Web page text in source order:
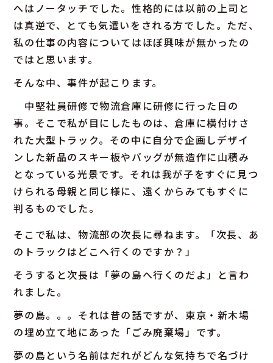
へはノータッチでした。性格的には以前の上司と
は真逆で、とても気遣いをされる方でした。ただ、
私の仕事の内容についてはほぼ興味が無かったの
ではと思います。
そんな中、事件が起こります。
中堅社員研修で物流倉庫に研修に行った日の
事。そこで私が目にしたものは、倉庫に横付けさ
れた大型トラック。その中に自分で企画しデザイ
ンした新品のスキー板やバッグが無造作に山積み
となっている光景です。それは我が子をすぐに見つ
けられる母親と同じ様に、遠くからみてもすぐに
判るものでした。
そこで私は、物流部の次長に尋ねます。「次長、あ
のトラックはどこへ行くのですか？」
そうすると次長は「夢の島へ行くのだよ」と言わ
れました。
夢の島。。。それは昔の話ですが、東京・新木場
の埋め立て地にあった「ごみ廃棄場」です。
夢の島という名前はだれがどんな気持ちで名づけ